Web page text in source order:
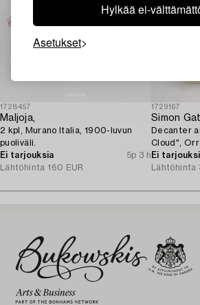
Hylkää ei-
Asetukset
1728457
Maljoja,
2 kpl, Murano Italia, 1900-luvun
puoliväli.
Ei tarjouksia
5p 3 h
Lähtöhinta 160 EUR
1729167
Simon
Decanter
Cloud",
Ei
Lähtöhinta